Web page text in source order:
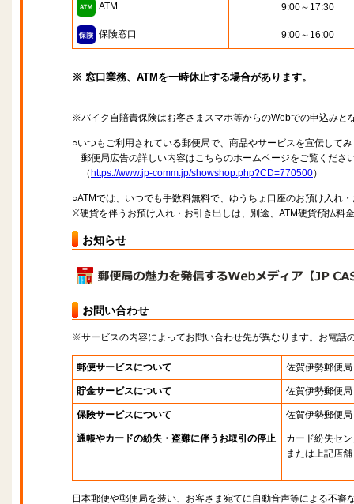
ATM 9:00～17:30
保険窓口 9:00～16:00
※ 窓口業務、ATMを一時休止する場合があります。
※バイク自賠責保険はお客さまスマホ等からのWebでの申込みと
○いつもご利用されている郵便局で、商品やサービスを宣伝して
郵便局広告の詳しい内容はこちらのホームページをご覧くださ
（ https://www.jp-comm.jp/showshop.php?CD=770500）
○ATMでは、いつでも手数料無料で、ゆうちょ口座のお預け入れ
※硬貨を伴うお預け入れ・お引き出しは、別途、ATM硬貨預払料
お知らせ
お問い合わせ
※サービスの内容によってお問い合わせ先が異なります。お電話
郵便サービスについて 佐賀伊勢郵便局
貯金サービスについて 佐賀伊勢郵便局
保険サービスについて 佐賀伊勢郵便局
通帳やカードの紛失・盗難に伴うお取引の停止
カード紛失セ
または上記店舗
日本郵便や郵便局を装い、お客さま宛てに自動音声等による不審